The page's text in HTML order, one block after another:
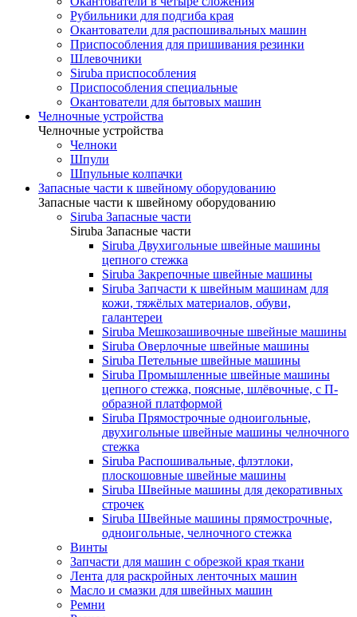
Рубильники для подгиба края
Окантователи для распошивальных машин
Приспособления для пришивания резинки
Шлевочники
Siruba приспособления
Приспособления специальные
Окантователи для бытовых машин
Челночные устройства
Челночные устройства
Челноки
Шпули
Шпульные колпачки
Запасные части к швейному оборудованию
Запасные части к швейному оборудованию
Siruba Запасные части
Siruba Запасные части
Siruba Двухигольные швейные машины
цепного стежка
Siruba Закрепочные швейные машины
Siruba Запчасти к швейным машинам для
кожи, тяжёлых материалов, обуви,
галантереи
Siruba Мешкозашивочные швейные машины
Siruba Оверлочные швейные машины
Siruba Петельные швейные машины
Siruba Промышленные швейные машины
цепного стежка, поясные, шлёвочные, с П-
образной платформой
Siruba Прямострочные одноигольные,
двухигольные швейные машины челночного
стежка
Siruba Распошивальные, флэтлоки,
плоскошовные швейные машины
Siruba Швейные машины для декоративных
строчек
Siruba Швейные машины прямострочные,
одноигольные, челночного стежка
Винты
Запчасти для машин с обрезкой края ткани
Лента для раскройных ленточных машин
Масло и смазки для швейных машин
Ремни